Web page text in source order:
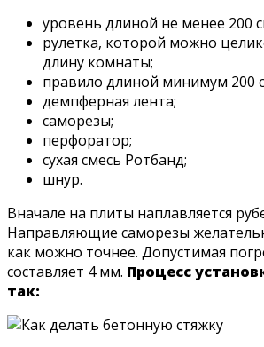
уровень длиной не менее 200
рулетка, которой можно
длину комнаты;
правило длиной минимум 200
демпферная лента;
саморезы;
перфоратор;
сухая смесь Ротбанд;
шнур.
Вначале на плиты наплавляется
Направляющие саморезы
как можно точнее. Допустимая
составляет 4 мм. Процесс
так: